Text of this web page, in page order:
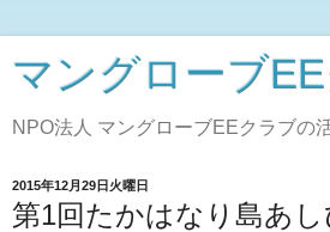
マングローブ
NPO法人 マングローブEEクラブの
2015年12月29日火曜日
第1回たかはなり島あし